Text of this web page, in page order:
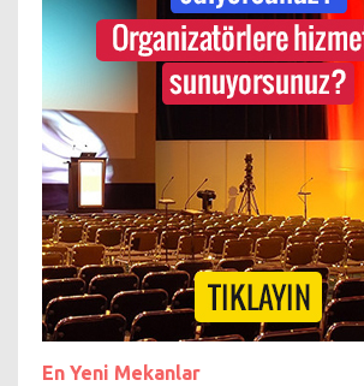
En Yeni Mekanlar